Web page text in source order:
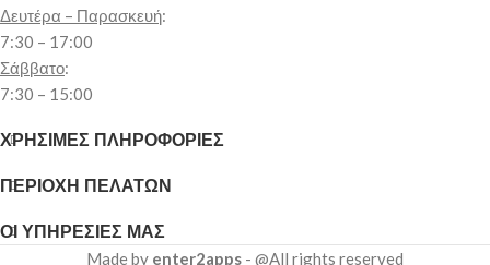
Δευτέρα – Παρασκευή:
7:30 – 17:00
Σάββατο:
7:30 – 15:00
ΧΡΗΣΙΜΕΣ ΠΛΗΡΟΦΟΡΙΕΣ
ΠΕΡΙΟΧΗ ΠΕΛΑΤΩΝ
ΟΙ ΥΠΗΡΕΣΙΕΣ ΜΑΣ
Made by enter2apps - @All rights reserved